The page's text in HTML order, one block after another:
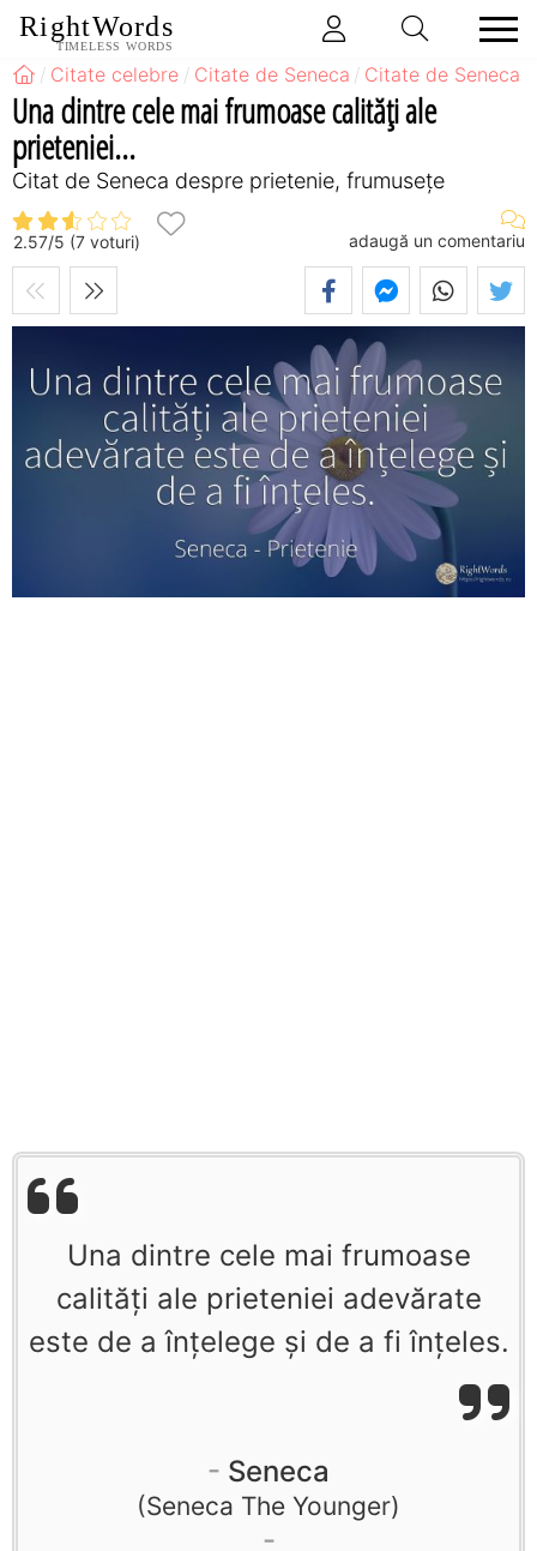
RightWords
TIMELESS WORDS
Citate celebre Citate de Seneca Citate de Seneca
Una dintre cele mai frumoase calități ale
prieteniei...
Citat de Seneca despre prietenie, frumusețe
2.57/5 (7 voturi) adaugă un comentariu
Una dintre cele mai frumoase
calități ale prieteniei adevărate
este de a înțelege și de a fi înțeles.
Seneca
Seneca The Younger